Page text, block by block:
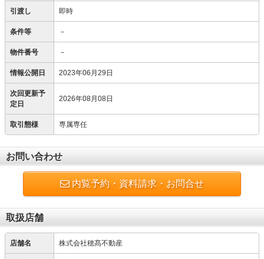
引渡し 即時
条件等 －
物件番号 －
情報公開日 2023年06月29日
次回更新予
定日
2026年08月08日
取引態様 専属専任
お問い合わせ
内覧予約・資料請求・お問合せ
取扱店舗
店舗名 株式会社穂髙不動産